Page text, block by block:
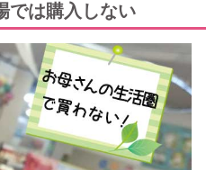
は購入しない